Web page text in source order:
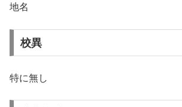
地名
校異
特に無し